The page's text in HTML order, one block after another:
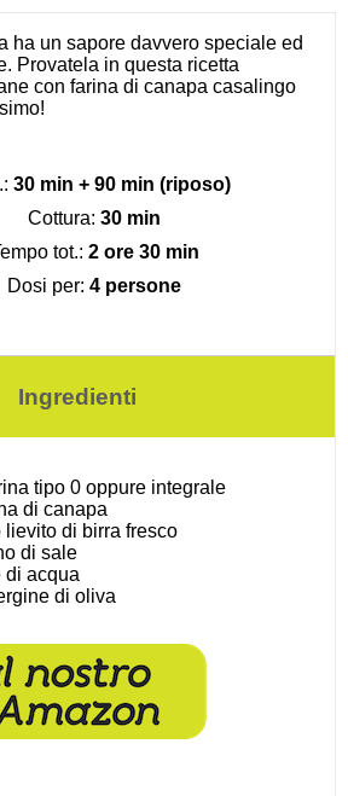
ha un sapore davvero speciale ed
Provatela in questa ricetta
con farina di canapa casalingo
30 min + 90 min (riposo)
Cottura: 30 min
tot.: 2 ore 30 min
Dosi per: 4 persone
Ingredienti
tipo 0 oppure integrale
di canapa
lievito di birra fresco
di sale
di acqua
di oliva